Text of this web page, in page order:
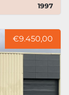
1997
€9.450,00